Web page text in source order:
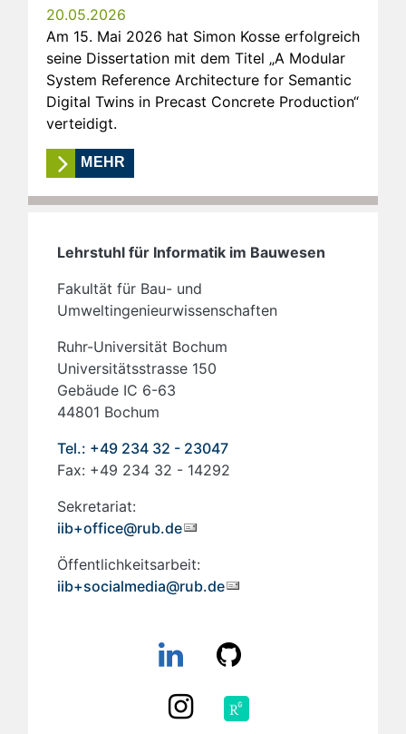
20.05.2026
Am 15. Mai 2026 hat Simon Kosse erfolgreich
seine Dissertation mit dem Titel „A Modular
System Reference Architecture for Semantic
Digital Twins in Precast Concrete Production“
verteidigt.
MEHR
Lehrstuhl für Informatik im Bauwesen
Fakultät für Bau- und
Umweltingenieurwissenschaften
Ruhr-Universität Bochum
Universitätsstrasse 150
Gebäude IC 6-63
44801 Bochum
Tel.: +49 234 32 - 23047
Fax: +49 234 32 - 14292
Sekretariat:
iib+office@rub.de
Öffentlichkeitsarbeit:
iib+socialmedia@rub.de